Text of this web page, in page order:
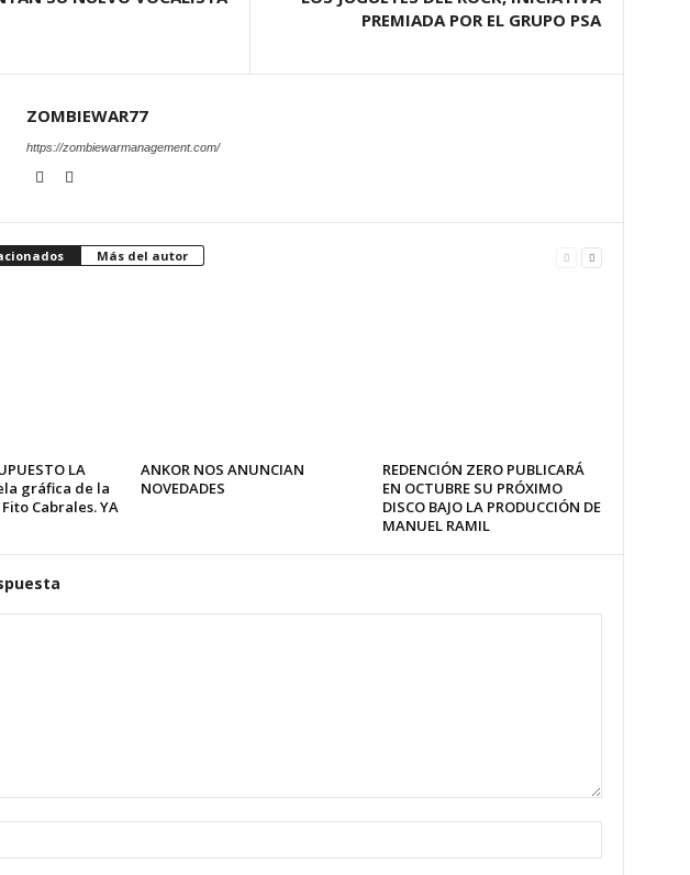
PREMIADA POR EL GRUPO PSA
ZOMBIEWAR77
https://zombiewarmanagement.com/
Más del autor
LA
gráfica de la
Cabrales. YA
ANKOR NOS ANUNCIAN
NOVEDADES
REDENCIÓN ZERO PUBLICARÁ
EN OCTUBRE SU PRÓXIMO
DISCO BAJO LA PRODUCCIÓN DE
MANUEL RAMIL